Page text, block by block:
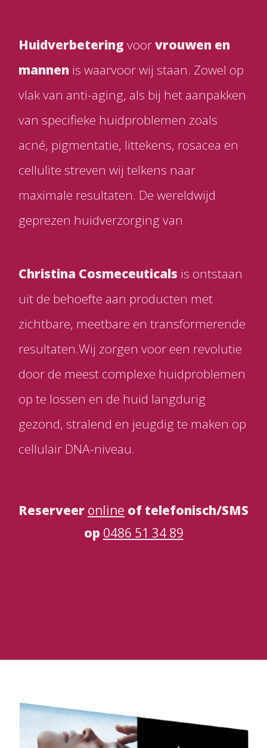
Huidverbetering voorvrouwen en
mannen is waarvoor wij staan. Zowel op
vlak van anti-aging, als bij het aanpakken
van specifieke huidproblemen zoals
acné, pigmentatie, littekens, rosacea en
cellulite streven wij telkens naar
maximale resultaten. De wereldwijd
geprezen huidverzorging van
Christina Cosmeceuticals is ontstaan
uit de behoefte aan producten met
zichtbare, meetbare en transformerende
resultaten.Wij zorgen voor een revolutie
door de meest complexe huidproblemen
op te lossen en de huid langdurig
gezond, stralend en jeugdig te maken op
cellulair DNA-niveau.
Reserveer online of telefonisch/SMS
op 0486 51 34 89